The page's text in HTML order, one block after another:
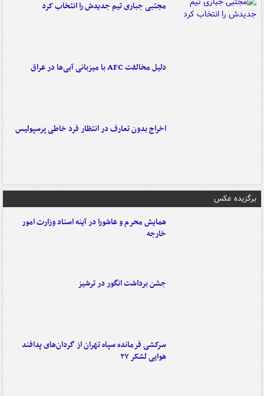
مجتبی جباری تیم جدیدش را انتخاب کرد
دلیل مخالفت AFC با میزبانی آبی‌ها در عراق
اخراج بدون تعارف در انتظار فرد خاطی پرسپولیس
برگزیده عکس
همایش محرم و عاشورا در آینه اسناد وزارت امور
خارجه
جشن برداشت انگور در ترشیز
سرکشی فرمانده سپاه تهران از گردان‌های پدافند
هوایی لشکر ۲۷